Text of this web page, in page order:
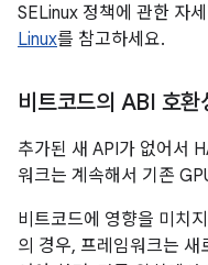
SELinux 정책에 관한 자
Linux를 참고하세요.
비트코드의 ABI 호환
추가된 새 API가 없어서
워크는 계속해서 기존
비트코드에 영향을 미치
의 경우, 프레임워크는 새